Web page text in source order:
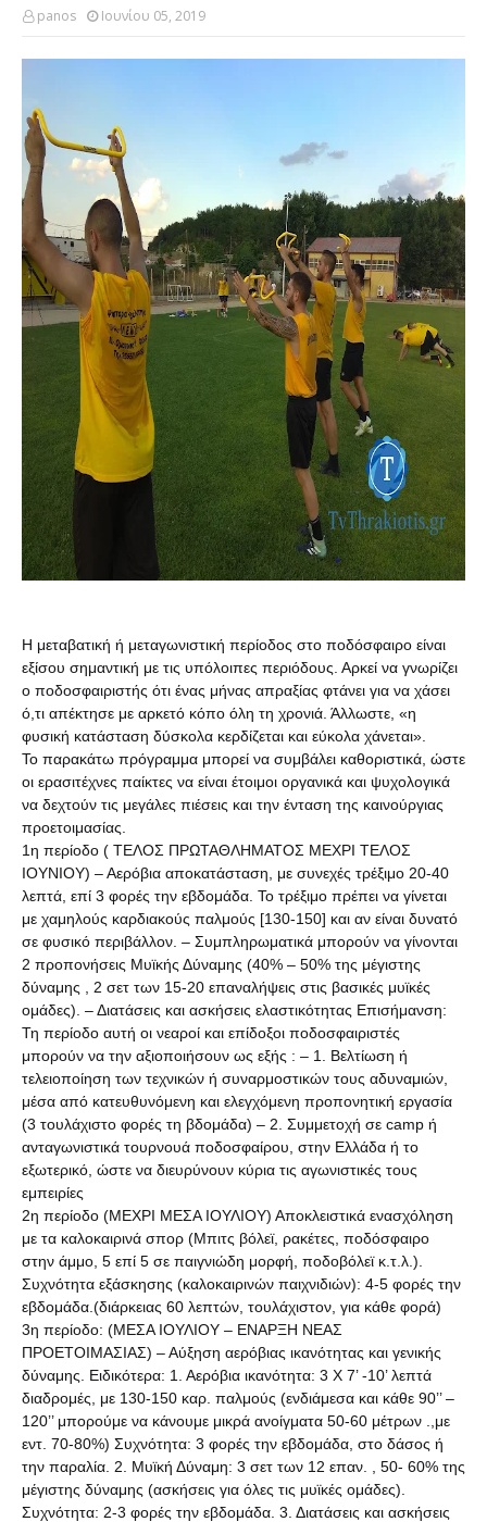
panos Ιουνίου 05, 2019
Η μεταβατική ή μεταγωνιστική περίοδος στο ποδόσφαιρο είναι
εξίσου σημαντική με τις υπόλοιπες περιόδους. Αρκεί να γνωρίζει
ο ποδοσφαιριστής ότι ένας μήνας απραξίας φτάνει για να χάσει
ό,τι απέκτησε με αρκετό κόπο όλη τη χρονιά. Άλλωστε, «η
φυσική κατάσταση δύσκολα κερδίζεται και εύκολα χάνεται».
Το παρακάτω πρόγραμμα μπορεί να συμβάλει καθοριστικά, ώστε
οι ερασιτέχνες παίκτες να είναι έτοιμοι οργανικά και ψυχολογικά
να δεχτούν τις μεγάλες πιέσεις και την ένταση της καινούργιας
προετοιμασίας.
1η περίοδο ( ΤΕΛΟΣ ΠΡΩΤΑΘΛΗΜΑΤΟΣ ΜΕΧΡΙ ΤΕΛΟΣ
ΙΟΥΝΙΟΥ) – Αερόβια αποκατάσταση, με συνεχές τρέξιμο 20-40
λεπτά, επί 3 φορές την εβδομάδα. Το τρέξιμο πρέπει να γίνεται
με χαμηλούς καρδιακούς παλμούς [130-150] και αν είναι δυνατό
σε φυσικό περιβάλλον. – Συμπληρωματικά μπορούν να γίνονται
2 προπονήσεις Μυϊκής Δύναμης (40% – 50% της μέγιστης
δύναμης , 2 σετ των 15-20 επαναλήψεις στις βασικές μυϊκές
ομάδες). – Διατάσεις και ασκήσεις ελαστικότητας Επισήμανση:
Τη περίοδο αυτή οι νεαροί και επίδοξοι ποδοσφαιριστές
μπορούν να την αξιοποιήσουν ως εξής : – 1. Βελτίωση ή
τελειοποίηση των τεχνικών ή συναρμοστικών τους αδυναμιών,
μέσα από κατευθυνόμενη και ελεγχόμενη προπονητική εργασία
(3 τουλάχιστο φορές τη βδομάδα) – 2. Συμμετοχή σε camp ή
ανταγωνιστικά τουρνουά ποδοσφαίρου, στην Ελλάδα ή το
εξωτερικό, ώστε να διευρύνουν κύρια τις αγωνιστικές τους
εμπειρίες
2η περίοδο (ΜΕΧΡΙ ΜΕΣΑ ΙΟΥΛΙΟΥ) Αποκλειστικά ενασχόληση
με τα καλοκαιρινά σπορ (Μπιτς βόλεϊ, ρακέτες, ποδόσφαιρο
στην άμμο, 5 επί 5 σε παιγνιώδη μορφή, ποδοβόλεϊ κ.τ.λ.).
Συχνότητα εξάσκησης (καλοκαιρινών παιχνιδιών): 4-5 φορές την
εβδομάδα.(διάρκειας 60 λεπτών, τουλάχιστον, για κάθε φορά)
3η περίοδο: (ΜΕΣΑ ΙΟΥΛΙΟΥ – ΕΝΑΡΞΗ ΝΕΑΣ
ΠΡΟΕΤΟΙΜΑΣΙΑΣ) – Αύξηση αερόβιας ικανότητας και γενικής
δύναμης. Ειδικότερα: 1. Αερόβια ικανότητα: 3 Χ 7’ -10’ λεπτά
διαδρομές, με 130-150 καρ. παλμούς (ενδιάμεσα και κάθε 90’’ –
120’’ μπορούμε να κάνουμε μικρά ανοίγματα 50-60 μέτρων .,με
εντ. 70-80%) Συχνότητα: 3 φορές την εβδομάδα, στο δάσος ή
την παραλία. 2. Μυϊκή Δύναμη: 3 σετ των 12 επαν. , 50- 60% της
μέγιστης δύναμης (ασκήσεις για όλες τις μυϊκές ομάδες).
Συχνότητα: 2-3 φορές την εβδομάδα. 3. Διατάσεις και ασκήσεις